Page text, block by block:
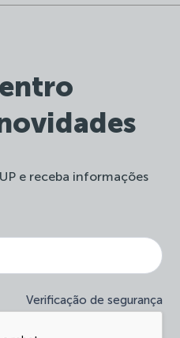
e receba informações
site-
newsletter
Verificação de segurança
você
é
humano,
este
campo